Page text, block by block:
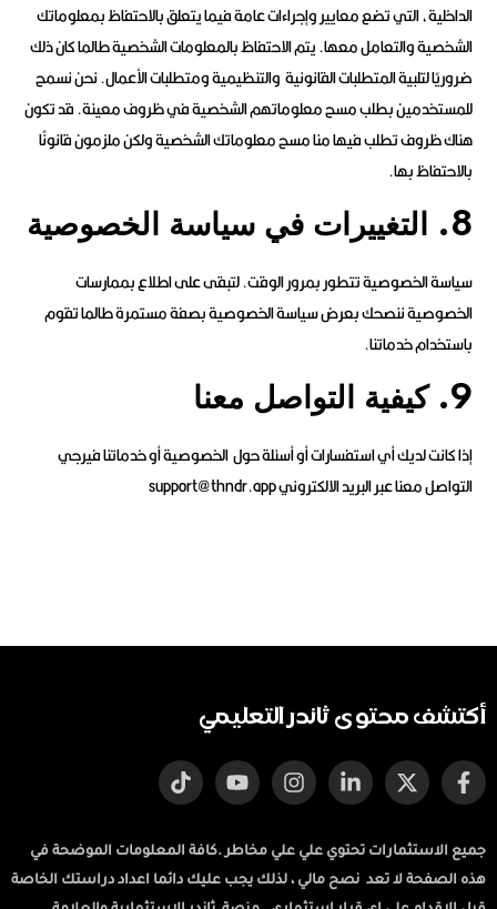
الداخلية، التي تضع معايير وإجراءات عامة فيما يتعلق بالاحتفاظ بمعلوماتك
الشخصية والتعامل معها. يتم الاحتفاظ بالمعلومات الشخصية طالما كان ذلك
ضروريًا لتلبية المتطلبات القانونية والتنظيمية ومتطلبات الأعمال. نحن نسمح
للمستخدمين بطلب مسح معلوماتهم الشخصية في ظروف معينة. قد تكون
هناك ظروف تطلب فيها منا مسح معلوماتك الشخصية ولكن ملزمون قانونًا
بالاحتفاظ بها.
8. التغييرات في سياسة الخصوصية
سياسة الخصوصية تتطور بمرور الوقت. لتبقى على اطلاع بممارسات
الخصوصية ننصحك بعرض سياسة الخصوصية بصفة مستمرة طالما تقوم
باستخدام خدماتنا.
9. كيفية التواصل معنا
إذا كانت لديك أي استفسارات أو أسئلة حول الخصوصية أو خدماتنا فيرجي
التواصل معنا عبر البريد الالكترونيsupport@thndr.app
أكتشف محتوى ثاندر التعليمي
جميع الاستثمارات تحتوي علي علي مخاطر .كافة المعلومات الموضحة في
هذه الصفحة لا تعد نصح مالي ، لذلك يجب عليك دائما اعداد دراستك الخاصة